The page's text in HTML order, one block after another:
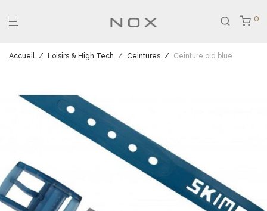
0
Accueil / Loisirs & High Tech / Ceintures / Ceinture old blue